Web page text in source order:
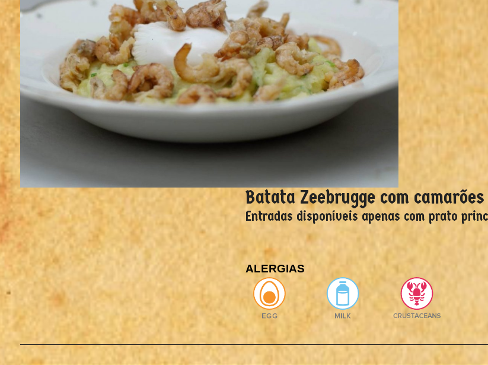
Batata Zeebrugge com
Entradas disponíveis apenas com prato
ALERGIAS